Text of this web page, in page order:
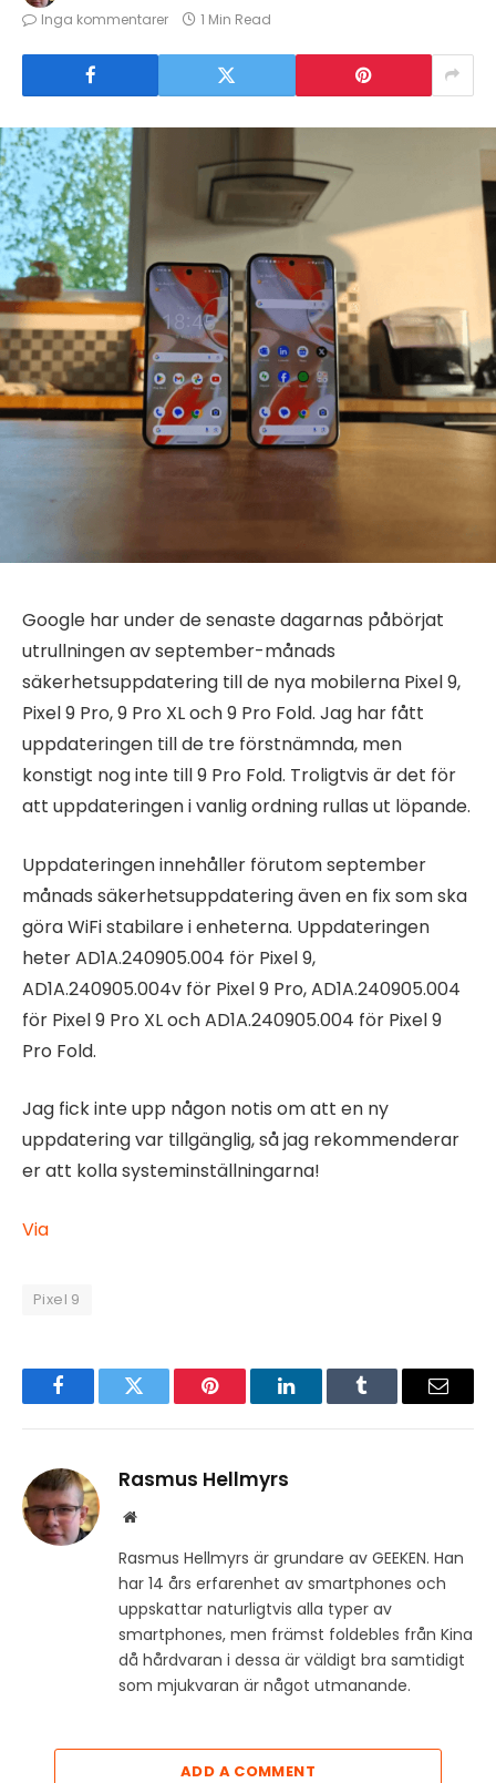
Inga kommentarer
1 Min Read
Google har under de senaste dagarnas påbörjat
utrullningen av september-månads
säkerhetsuppdatering till de nya mobilerna Pixel 9,
Pixel 9 Pro, 9 Pro XL och 9 Pro Fold. Jag har fått
uppdateringen till de tre förstnämnda, men
konstigt nog inte till 9 Pro Fold. Troligtvis är det för
att uppdateringen i vanlig ordning rullas ut löpande.
Uppdateringen innehåller förutom september
månads säkerhetsuppdatering även en fix som ska
göra WiFi stabilare i enheterna. Uppdateringen
heter AD1A.240905.004 för Pixel 9,
AD1A.240905.004v för Pixel 9 Pro, AD1A.240905.004
för Pixel 9 Pro XL och AD1A.240905.004 för Pixel 9
Pro Fold.
Jag fick inte upp någon notis om att en ny
uppdatering var tillgänglig, så jag rekommenderar
er att kolla systeminställningarna!
Via
Pixel 9
FacebookTwitter Pinterest LinkedInTumblr Email
Rasmus Hellmyrs
Website
Rasmus Hellmyrs är grundare av GEEKEN. Han
har 14 års erfarenhet av smartphones och
uppskattar naturligtvis alla typer av
smartphones, men främst foldebles från Kina
då hårdvaran i dessa är väldigt bra samtidigt
som mjukvaran är något utmanande.
ADD A COMMENT